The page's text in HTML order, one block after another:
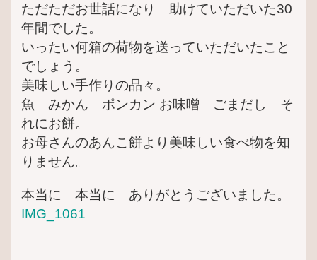
ただただお世話になり 助けていただいた30
年間でした。
いったい何箱の荷物を送っていただいたこと
でしょう。
美味しい手作りの品々。
魚 みかん ポンカン お味噌 ごまだし そ
れにお餅。
お母さんのあんこ餅より美味しい食べ物を知
りません。
本当に 本当に ありがとうございました。
IMG_1061